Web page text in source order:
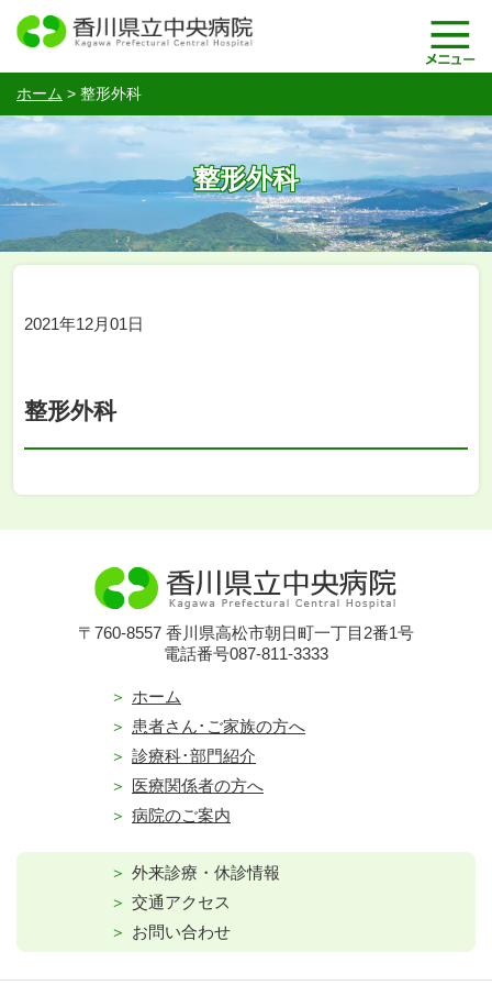
ホーム > 整形外科
整形外科
2021年12月01日
整形外科
〒760-8557 香川県高松市朝日町一丁目2番1号
電話番号087-811-3333
ホーム
患者さん･ご家族の方へ
診療科･部門紹介
医療関係者の方へ
病院のご案内
外来診療・休診情報
交通アクセス
お問い合わせ